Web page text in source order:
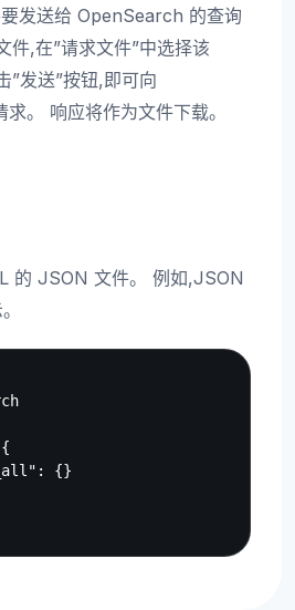
发送给 OpenSearch 的查询
,在”请求文件”中选择该
”发送”按钮,即可向
。 响应将作为文件下载。
的 JSON 文件。 例如,JSON
{}